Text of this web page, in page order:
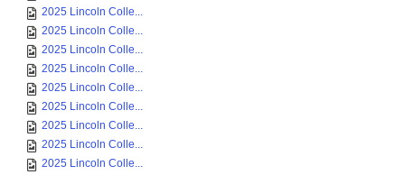
2025 Lincoln Colle...
2025 Lincoln Colle...
2025 Lincoln Colle...
2025 Lincoln Colle...
2025 Lincoln Colle...
2025 Lincoln Colle...
2025 Lincoln Colle...
2025 Lincoln Colle...
2025 Lincoln Colle...